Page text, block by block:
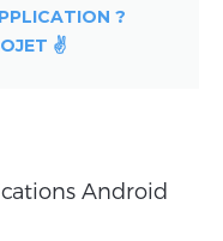
?
✌️
Android